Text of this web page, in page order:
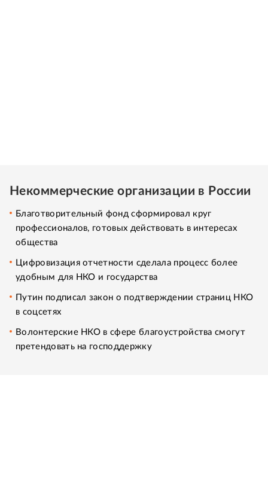
Некоммерческие организации в России
Благотворительный фонд сформировал круг
профессионалов, готовых действовать в интересах
общества
Цифровизация отчетности сделала процесс более
удобным для НКО и государства
Путин подписал закон о подтверждении страниц НКО
в соцсетях
Волонтерские НКО в сфере благоустройства смогут
претендовать на господдержку